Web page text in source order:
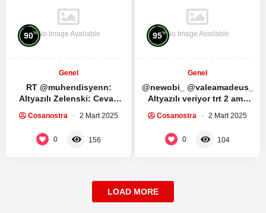
No Image Available
90%
Genel
RT @muhendisyenn:
Altyazılı Zelenski: Cevap
Hayır, yeterince konuştun.
ABD Başkanı Donald…
Cosanostra 2 Mart 2025
0 156
No Image Available
95%
Genel
@newobi_ @valeamadeus_
Altyazılı veriyor trt 2 ama
çoğu sahneyi…
Cosanostra 2 Mart 2025
0 104
LOAD MORE